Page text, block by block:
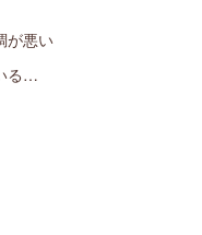
が悪い
る…